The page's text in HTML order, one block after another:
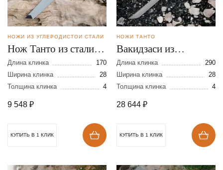
НОЖИ ИЗ УГЛЕРОДИСТОЙ СТАЛИ
Нож Танто из стали
У-10
Длина клинка
170
Ширина клинка
28
Толщина клинка
4
9 548 ₽
КУПИТЬ В 1 КЛИК
НОЖИ ТАНТО
Вакидзаси из
булатной стали
Длина клинка
290
Ширина клинка
28
Толщина клинка
4
28 644 ₽
КУПИТЬ В 1 КЛИК